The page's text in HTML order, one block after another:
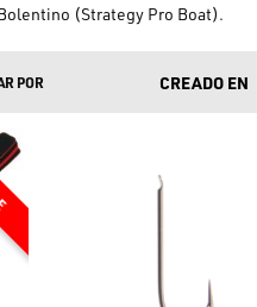
(Strategy Pro Boat).
POR